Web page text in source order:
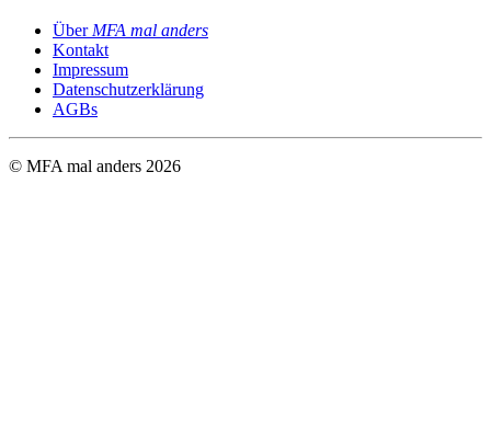
Über MFA mal anders
Kontakt
Impressum
Datenschutzerklärung
AGBs
© MFA mal anders 2026